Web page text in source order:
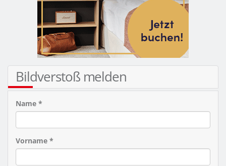
Bildverstoß melden
Name *
Vorname *